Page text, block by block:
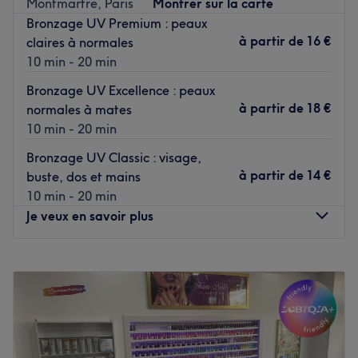
et confirmée. Chenda utilise des marques de référence
comme OPI, DND et The gel bottle. Son objectif est de
répondre aux besoins des clients et leur apporter une
satisfaction complète !
Voir le salon
Bronzage UV Premium : peaux
claires à normales
10 min - 20 min
à partir de 16 €
Bronzage UV Excellence : peaux
normales à mates
10 min - 20 min
à partir de 18 €
Bronzage UV Classic : visage,
buste, dos et mains
10 min - 20 min
à partir de 14 €
Je veux en savoir plus
09:00
21:00
Mercredi
09:00
21:00
Jeudi
09:00 –21:00
Vendredi
09:00 –21:00